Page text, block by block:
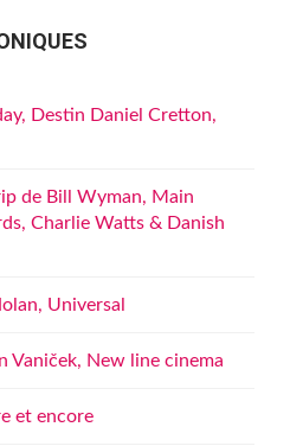
Destin Daniel Cretton,
de Bill Wyman, Main
Charlie Watts & Danish
Universal
Vaniček, New line cinema
et encore